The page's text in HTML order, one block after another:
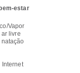
estar
Vapor
ar livre
natação
Internet